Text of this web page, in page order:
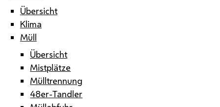
Übersicht
Klima
Müll
Übersicht
Mistplätze
Mülltrennung
48er-Tandler